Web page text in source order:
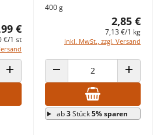
€
€/1 st
ANZAHL ERHÖHEN
400 g
2,85 €
7,13 €/1 kg
inkl. MwSt., zzgl. Versand
ANZAHL VERRINGERN ANZAHL
ab3Stück5% sparen